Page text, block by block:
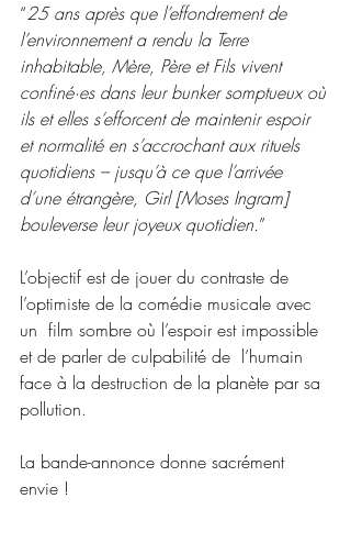
“25 ans après que l’effondrement de
l’environnement a rendu la Terre
inhabitable, Mère, Père et Fils vivent
confiné·es dans leur bunker somptueux où
ils et elles s’efforcent de maintenir espoir
et normalité en s’accrochant aux rituels
quotidiens – jusqu’à ce que l’arrivée
d’une étrangère, Girl [Moses Ingram]
bouleverse leur joyeux quotidien.”
L’objectif est de jouer du contraste de
l’optimiste de la comédie musicale avec
un  film sombre où l’espoir est impossible
et de parler de culpabilité de  l’humain
face à la destruction de la planète par sa
pollution.
La bande-annonce donne sacrément
envie !